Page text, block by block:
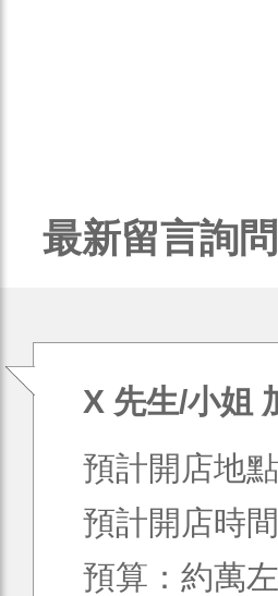
最新留言詢問
X 先生/小姐
預計開店地點
預計開店時間
預算：約萬